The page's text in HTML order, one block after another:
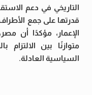
التاريخي في دعم
قدرتها على جمع الأطراف
الإعمار، مؤكدًا أن
متوازنًا بين الالتزام
السياسية العادلة.